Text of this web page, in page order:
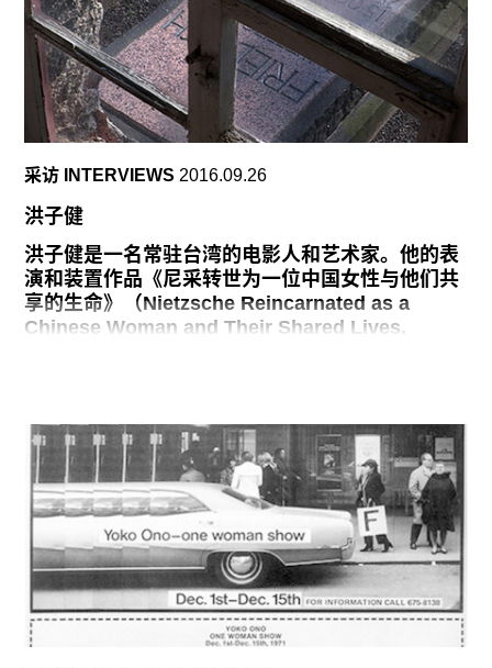
我的艺术是为在前线的人们而做。那是我的家人：
他们不是艺术家，他们是想用艺术当武器的活动
家。是他们告诉我一个东西是成立还是不成立，以
及我怎么才能让我的艺术更有效。我的有些作品是
直接的宣传；有些是视觉新闻。我做编辑艺术家做
了很多年——那是我的工作。十六岁，我就开始为
始，这个工作变成了做自己的研究和书，而不是为
别人的文字配图。
一般而言，艺术家都以一个系列的作品为人所知，
但我比较幸运，有两个系列：仍在进行中的动物权
利项目和强奸画，这两批作品目前正在MoMA
采访 INTERVIEWS 2016.09.26
洪子健
洪子健是一名常驻台湾的电影人和艺术家。他的表
演和装置作品《尼采转世为一位中国女性与他们共
享的生命》（Nietzsche Reincarnated as a
Chinese Woman and Their Shared Lives,
Present, Genealogies of the Future）中展出。
双年展将在台北市立美术馆持续展出至2017年2月5
日。洪子健的现场表演时间为2016年11月19日晚7
点和11月20日下午3点。
我第一次听说尼采的时候正在上高中。他被描述为
一名基督教的批判者（“上帝已死，而我们杀死了
他”），然而当我真正开始研究他是在上大学以后。
正如诸多愤世嫉俗的年轻人一样，我把尼采的作品
视为一种对付主流和社会现状的解药或武器，被它